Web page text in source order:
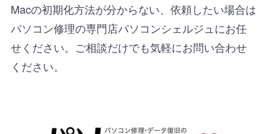
Macの初期化方法が分からない、依頼したい場合は
パソコン修理の専門店パソコンシェルジュにお任
せください。ご相談だけでも気軽にお問い合わせ
ください。